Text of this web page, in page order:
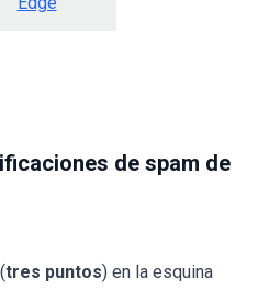
de spam de
tres puntos) en la esquina